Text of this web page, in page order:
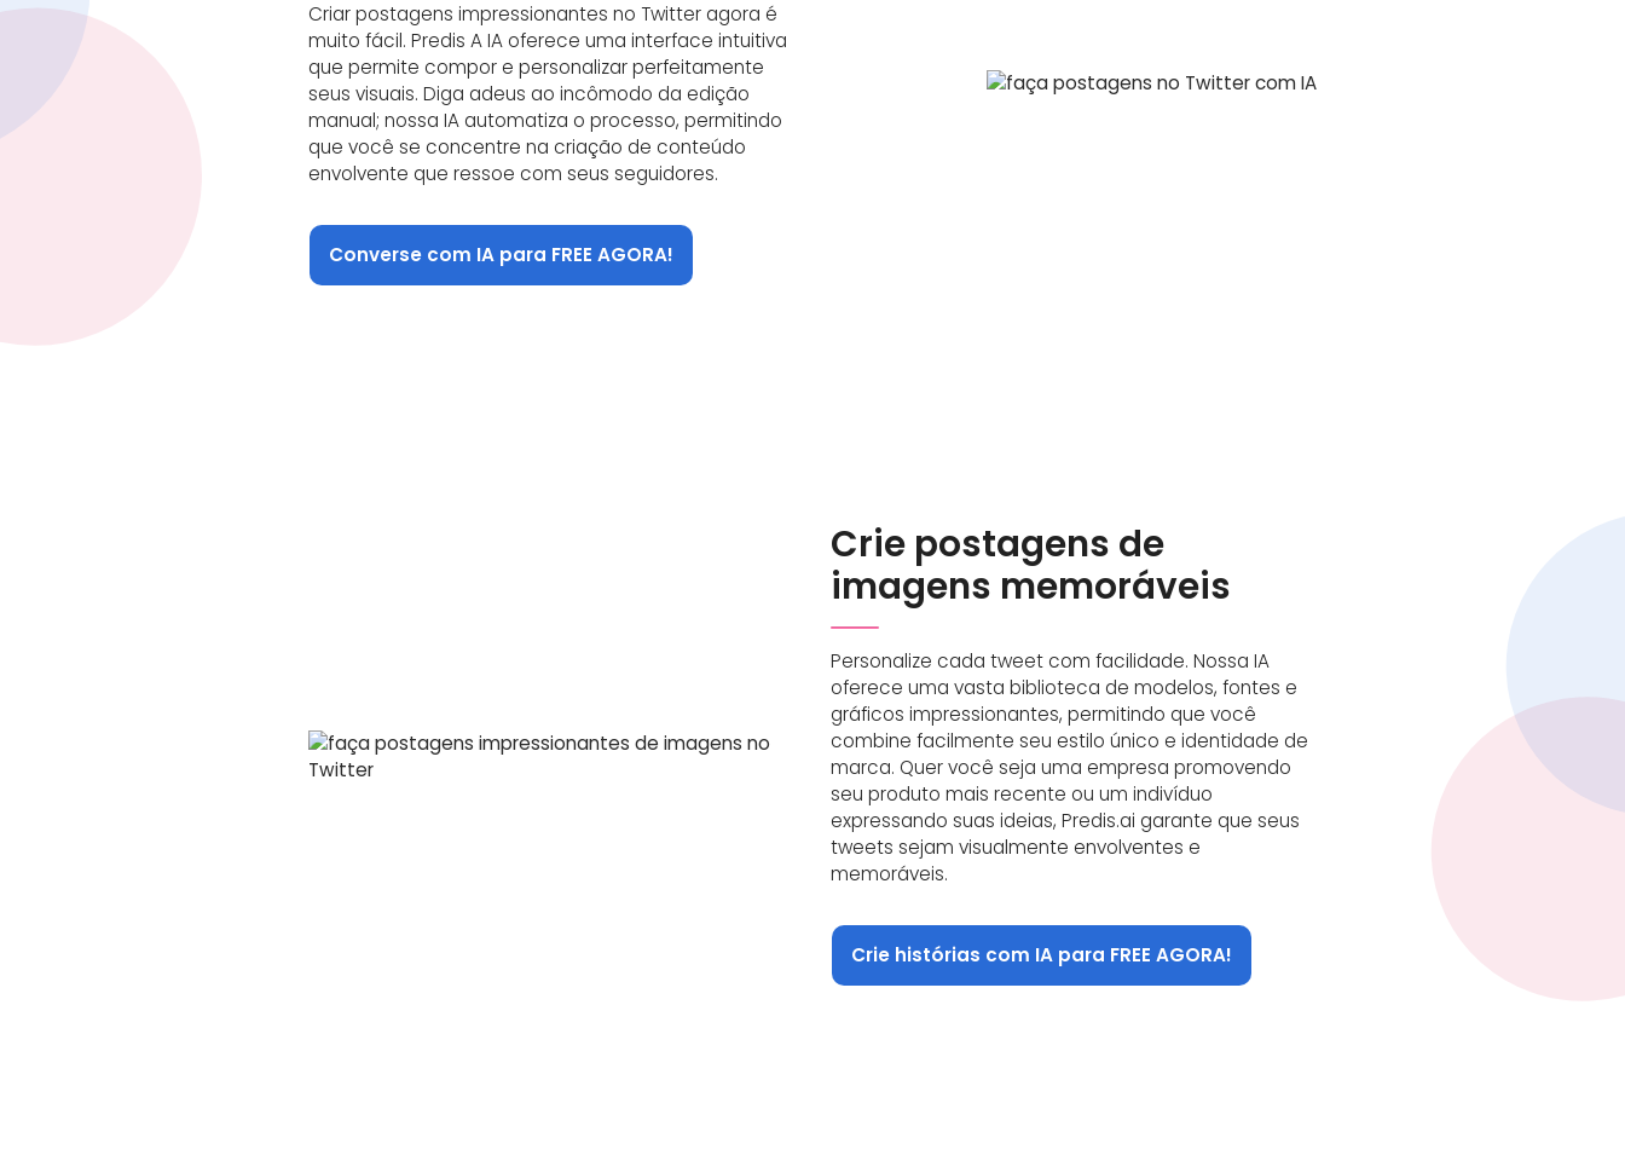
Criar postagens impressionantes no Twitter agora é
muito fácil. Predis A IA oferece uma interface intuitiva
que permite compor e personalizar perfeitamente
seus visuais. Diga adeus ao incômodo da edição
manual; nossa IA automatiza o processo, permitindo
que você se concentre na criação de conteúdo
envolvente que ressoe com seus seguidores.
Converse com IA para FREE AGORA!
Crie postagens de
imagens memoráveis
Personalize cada tweet com facilidade. Nossa IA
oferece uma vasta biblioteca de modelos, fontes e
gráficos impressionantes, permitindo que você
combine facilmente seu estilo único e identidade de
marca. Quer você seja uma empresa promovendo
seu produto mais recente ou um indivíduo
expressando suas ideias, Predis.ai garante que seus
tweets sejam visualmente envolventes e
memoráveis.
Crie histórias com IA para FREE AGORA!